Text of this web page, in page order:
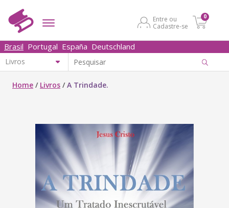
Entre ou
Cadastre-se
0
Brasil Portugal España Deutschland
Home / Livros /A Trindade.